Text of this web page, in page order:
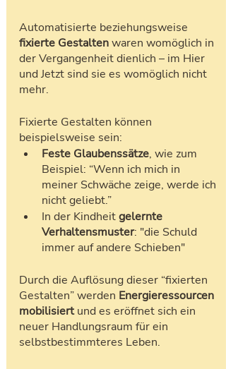
Automatisierte beziehungsweise
fixierte Gestalten waren womöglich in
der Vergangenheit dienlich – im Hier
und Jetzt sind sie es womöglich nicht
mehr.
Fixierte Gestalten können
beispielsweise sein:
Feste Glaubenssätze, wie zum
Beispiel: “Wenn ich mich in
meiner Schwäche zeige, werde ich
nicht geliebt.”
In der Kindheit gelernte
Verhaltensmuster: "die Schuld
immer auf andere Schieben"
Durch die Auflösung dieser “fixierten
Gestalten” werden Energieressourcen
mobilisiert und es eröffnet sich ein
neuer Handlungsraum für ein
selbstbestimmteres Leben.